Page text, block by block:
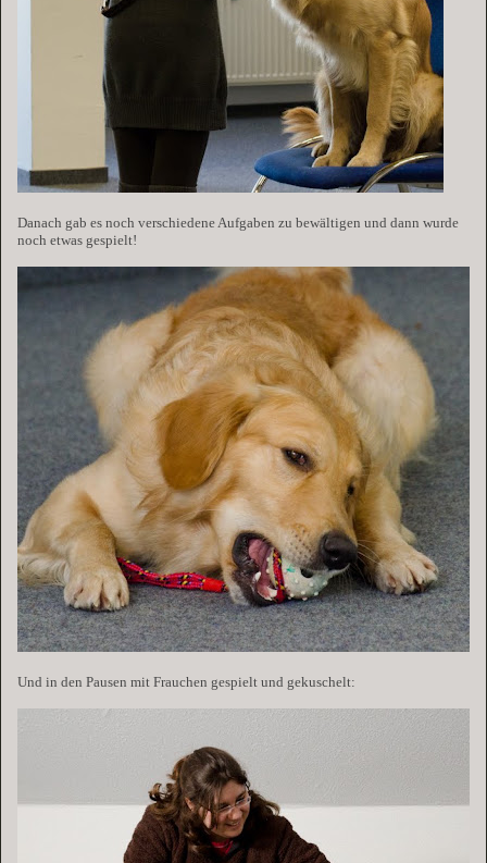
Danach gab es noch verschiedene Aufgaben zu bewältigen und dann wurde
noch etwas gespielt!
Und in den Pausen mit Frauchen gespielt und gekuschelt: